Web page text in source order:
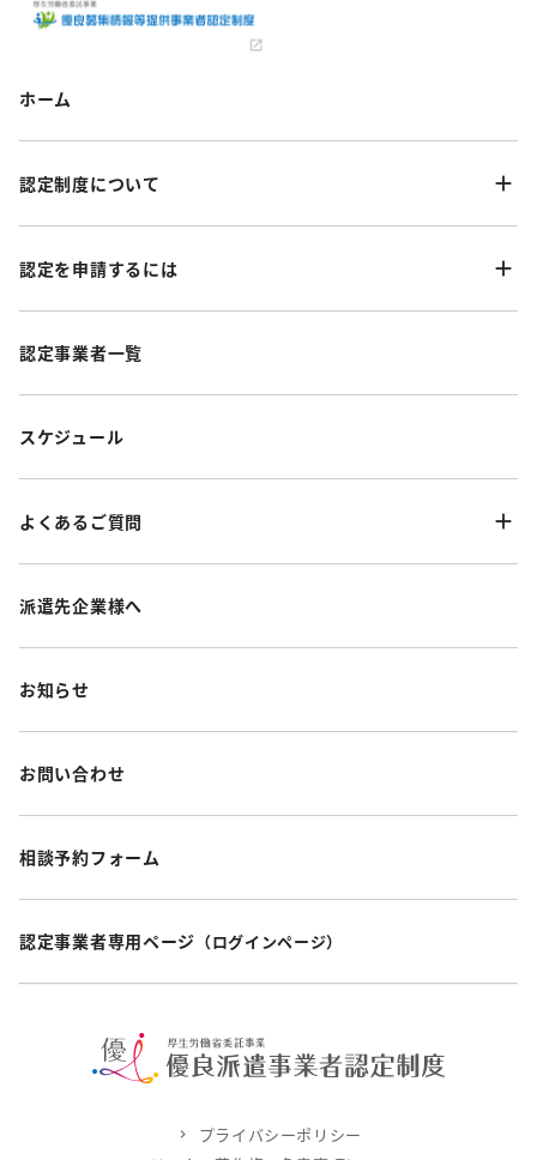
ホーム
認定制度について
認定を申請するには
認定事業者一覧
スケジュール
よくあるご質問
派遣先企業様へ
お知らせ
お問い合わせ
相談予約フォーム
認定事業者専用ページ （ログインページ）
プライバシーポリシー